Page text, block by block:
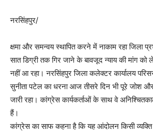
नरसिंहपुर/
क्षमा और समन्वय स्थापित करने में नाकाम रहा जिला
सात डिग्री तक गिर जाने के बावजूद न्याय की मांग
नहीं आ रहा। नरसिंहपुर जिला कलेक्टर कार्यालय
सुनीता पटेल का धरना आज तीसरे दिन भी पूरे जोश
जारी रहा। कांग्रेस कार्यकर्ताओं के साथ वे
हैं।
कांग्रेस का साफ कहना है कि यह आंदोलन किसी व्यक्ति